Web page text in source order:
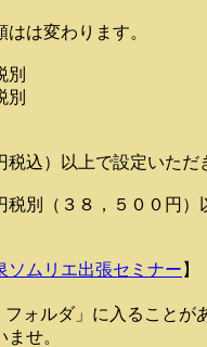
は変わります。
別
別
税込）以上で設定いただ
別（３８，５００円）
ソムリエ出張セミナー 】
ォルダ」に入ることが
せ。